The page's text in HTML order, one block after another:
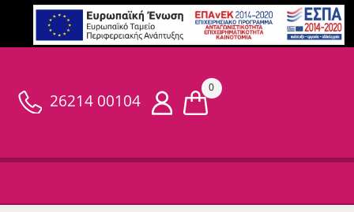
26214 00104
0